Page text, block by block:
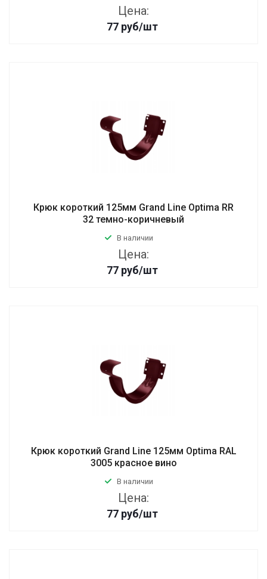
Цена:
77 руб/шт
Крюк короткий 125мм Grand Line Optima RR
32 темно-коричневый
В наличии
Цена:
77 руб/шт
Крюк короткий Grand Line 125мм Optima RAL
3005 красное вино
В наличии
Цена:
77 руб/шт